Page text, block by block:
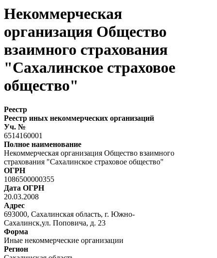
Некоммерческая
организация Общество
взаимного страхования
"Сахалинское страховое
общество"
Реестр
Реестр иных некоммерческих организаций
Уч. №
6514160001
Полное наименование
Некоммерческая организация Общество взаимного
страхования "Сахалинское страховое общество"
ОГРН
1086500000355
Дата ОГРН
20.03.2008
Адрес
693000, Сахалинская область, г. Южно-
Сахалинск,ул. Поповича, д. 23
Форма
Иные некоммерческие организации
Регион